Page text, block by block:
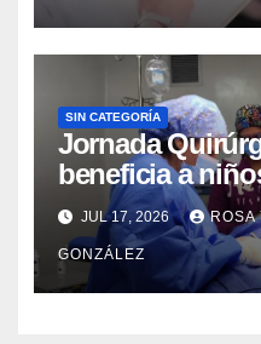
SIN CATEGORÍA
Jornada
beneficia a
Curos
JUL 17, 2026 ROSA
GONZÁLEZ